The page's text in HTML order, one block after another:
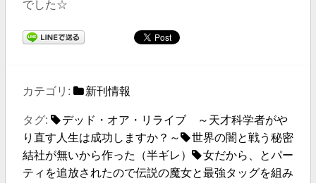
でした☆
カテゴリ: 新刊情報
タグ:
デッド・オア・リライブ ～天才科学者がや
り直す人生は成功しますか？～
世界の闇と戦う秘密
結社が無いから作った（半ギレ）
女だから、とパー
ティを追放されたので伝説の魔女と最強タッグを組み